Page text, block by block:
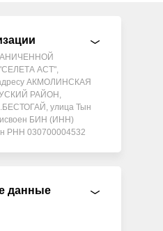
АСТ",
адресу АКМОЛИНСКАЯ
РАЙОН,
улица Тын
Присвоен РНН 030700004532
данные